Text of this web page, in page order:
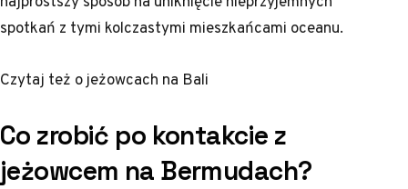
spotkań z tymi kolczastymi mieszkańcami oceanu.
Czytaj też ojeżowcach na Bali
Co zrobić po kontakcie z
jeżowcem na Bermudach?